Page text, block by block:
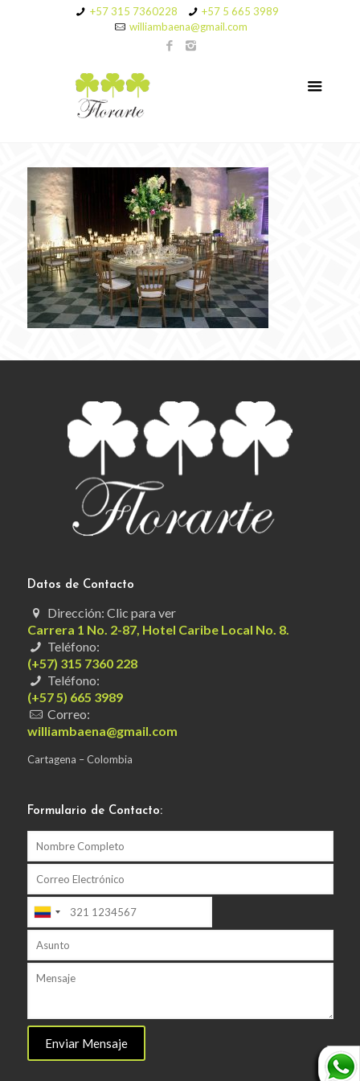
+57 315 7360228
+57 5 665 3989
williambaena@gmail.com
Datos de Contacto
Dirección: Clic para ver
Carrera 1 No. 2-87, Hotel Caribe Local No. 8.
Teléfono:
(+57) 315 7360 228
Teléfono:
(+57 5) 665 3989
Correo:
williambaena@gmail.com
Cartagena – Colombia
Formulario de Contacto: